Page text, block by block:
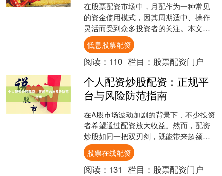
在股票配资市场中，月配作为一种常见
的资金使用模式，因其周期适中、操作
灵活而受到众多投资者的关注。本文将
深入解析股票配资月配的核心策略，帮
助投资者更清晰地理解这一....
低息股票配资
阅读： 110 栏目： 股票配资门户
个人配资炒股配资：正规平
台与风险防范指南
在A股市场波动加剧的背景下，不少投资
者希望通过配资放大收益。然而，配资
炒股如同一把双刃剑，既能带来超额回
报，也可能导致本金损失。本文将为您
解析正规配资平台的特征....
股票在线配资
阅读： 131 栏目： 股票配资门户